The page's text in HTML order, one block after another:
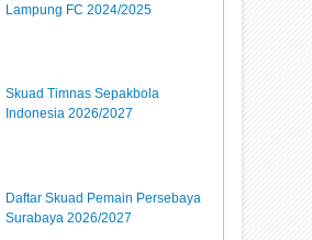
Lampung FC 2024/2025
Skuad Timnas Sepakbola
Indonesia 2026/2027
Daftar Skuad Pemain Persebaya
Surabaya 2026/2027